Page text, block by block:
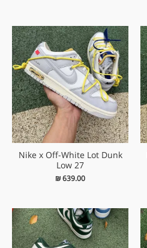
Nike x Off-White Lot Dunk
Low 27
₪639.00